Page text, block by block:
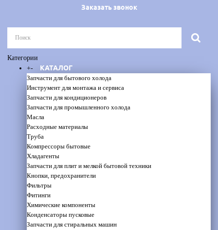
Заказать звонок
Категории
+- КАТАЛОГ
Запчасти для бытового холода
Инструмент для монтажа и сервиса
Запчасти для кондиционеров
Запчасти для промышленного холода
Масла
Расходные материалы
Труба
Компрессоры бытовые
Хладагенты
Запчасти для плит и мелкой бытовой техники
Кнопки, предохранители
Фильтры
Фитинги
Химические компоненты
Конденсаторы пусковые
Запчасти для стиральных машин